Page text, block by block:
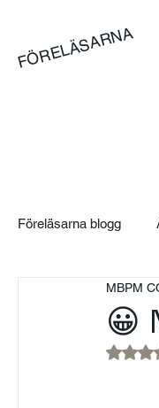
FÖRELÄSARNA
Föreläsarna blogg
Artikel
SAJ Boka
😀
MBPM